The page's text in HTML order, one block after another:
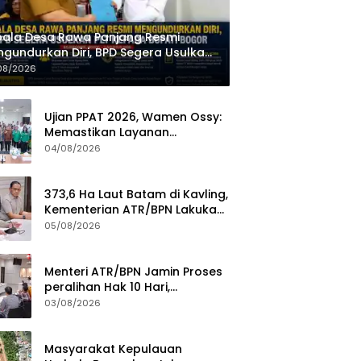
Desa Rawa Panjang Resmi
Diri, BPD Segera Usulkan
kepada Bupati Bogor
2026
Ujian PPAT 2026, Wamen Ossy:
Memastikan Layanan
Pertanahan dari PPAT yang
04/08/2026
373,6 Ha Laut Batam di Kavling,
Kementerian ATR/BPN Lakukan
Investigasi
05/08/2026
Menteri ATR/BPN Jamin Proses
peralihan Hak 10 Hari,
Pengukuran Terjadwal Waktu
03/08/2026
Masyarakat Kepulauan